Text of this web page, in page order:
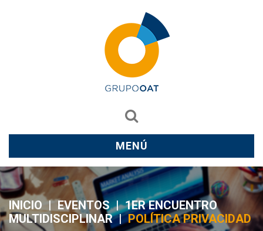
MENÚ
INICIO | EVENTOS | 1ER ENCUENTRO
MULTIDISCIPLINAR | POLÍTICA PRIVACIDAD